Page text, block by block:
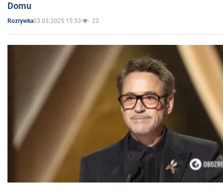
Domu
Rozrywka03.03.2025 15:53 23